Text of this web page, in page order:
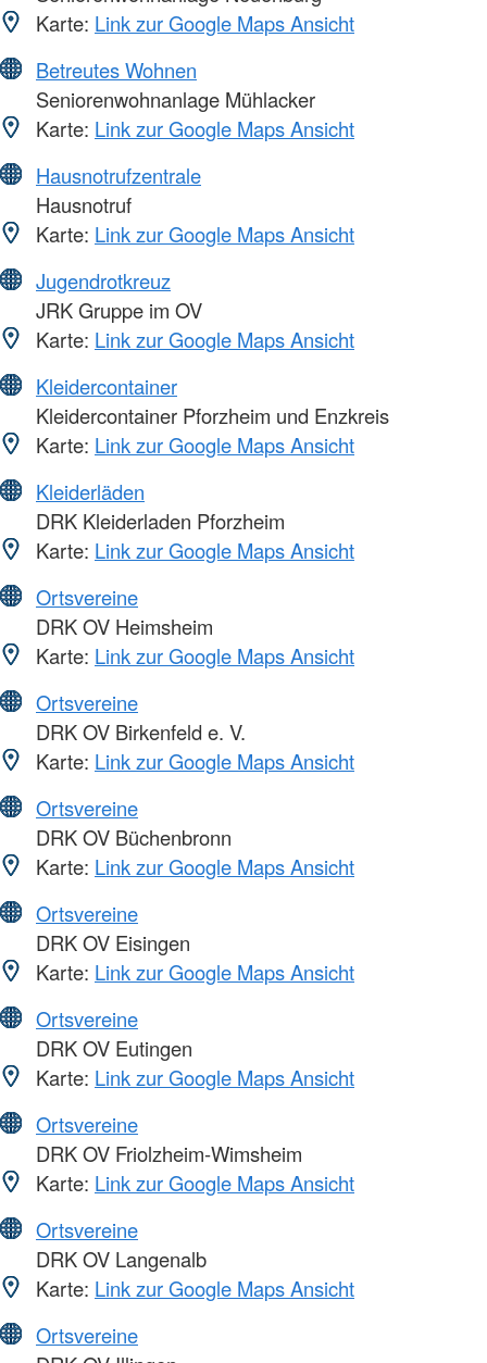
Karte: Link zur Google Maps Ansicht
Betreutes Wohnen
Seniorenwohnanlage Mühlacker
Karte: Link zur Google Maps Ansicht
Hausnotrufzentrale
Hausnotruf
Karte: Link zur Google Maps Ansicht
Jugendrotkreuz
JRK Gruppe im OV
Karte: Link zur Google Maps Ansicht
Kleidercontainer
Kleidercontainer Pforzheim und Enzkreis
Karte: Link zur Google Maps Ansicht
Kleiderläden
DRK Kleiderladen Pforzheim
Karte: Link zur Google Maps Ansicht
Ortsvereine
DRK OV Heimsheim
Karte: Link zur Google Maps Ansicht
Ortsvereine
DRK OV Birkenfeld e. V.
Karte: Link zur Google Maps Ansicht
Ortsvereine
DRK OV Büchenbronn
Karte: Link zur Google Maps Ansicht
Ortsvereine
DRK OV Eisingen
Karte: Link zur Google Maps Ansicht
Ortsvereine
DRK OV Eutingen
Karte: Link zur Google Maps Ansicht
Ortsvereine
DRK OV Friolzheim-Wimsheim
Karte: Link zur Google Maps Ansicht
Ortsvereine
DRK OV Langenalb
Karte: Link zur Google Maps Ansicht
Ortsvereine